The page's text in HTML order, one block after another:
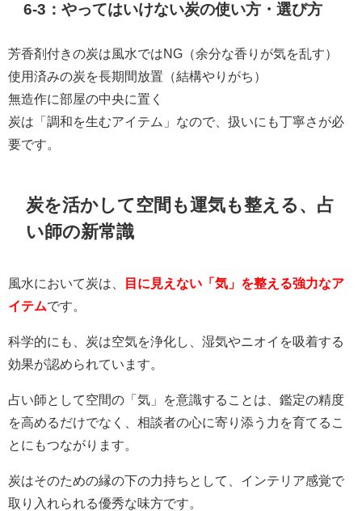
6-3：やってはいけない炭の使い方・選び方
芳香剤付きの炭は風水ではNG（余分な香りが気を乱す）
使用済みの炭を長期間放置（結構やりがち）
無造作に部屋の中央に置く
炭は「調和を生むアイテム」なので、扱いにも丁寧さが必
要です。
炭を活かして空間も運気も整える、占
い師の新常識
風水において炭は、
目に見えない「気」を整える強力なア
イテムです。
科学的にも、炭は空気を浄化し、湿気やニオイを吸着する
効果が認められています。
占い師として空間の「気」を意識することは、鑑定の精度
を高めるだけでなく、相談者の心に寄り添う力を育てるこ
とにもつながります。
炭はそのための縁の下の力持ちとして、インテリア感覚で
取り入れられる優秀な味方です。